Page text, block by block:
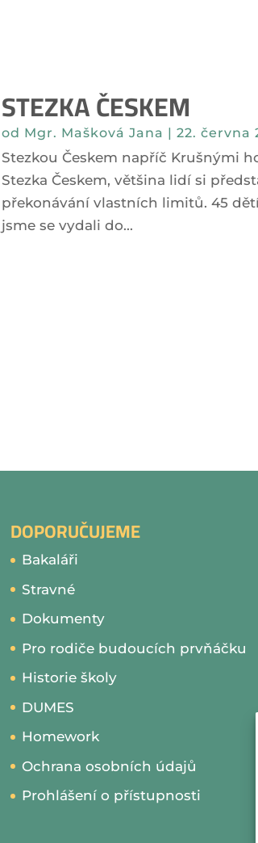
STEZKA ČESKEM
od Mgr. Mašková Jana | 22. června
Stezkou Českem napříč Krušnými
Stezka Českem, většina lidí si
překonávání vlastních limitů. 45
jsme se vydali do...
DOPORUČUJEME
Bakaláři
Stravné
Dokumenty
Pro rodiče budoucích prvňáčku
Historie školy
DUMES
Homework
Ochrana osobních údajů
Prohlášení o přístupnosti